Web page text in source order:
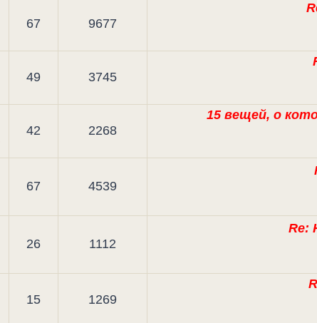
67 9677
49 3745
42 2268
15 вещей, о
67 4539
26 1112
Re:
15 1269